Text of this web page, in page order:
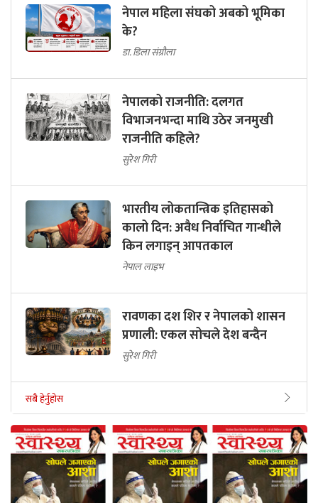
नेपाल महिला संघको अबको भूमिका
के?
डा. डिला संग्रौला
नेपालको राजनीति: दलगत
विभाजनभन्दा माथि उठेर जनमुखी
राजनीति कहिले?
सुरेश गिरी
भारतीय लोकतान्त्रिक इतिहासको
कालो दिन: अवैध निर्वाचित गान्धीले
किन लगाइन् आपतकाल
नेपाल लाइभ
रावणका दश शिर र नेपालको शासन
प्रणाली: एकल सोचले देश बन्दैन
सुरेश गिरी
सबै हेर्नुहोस